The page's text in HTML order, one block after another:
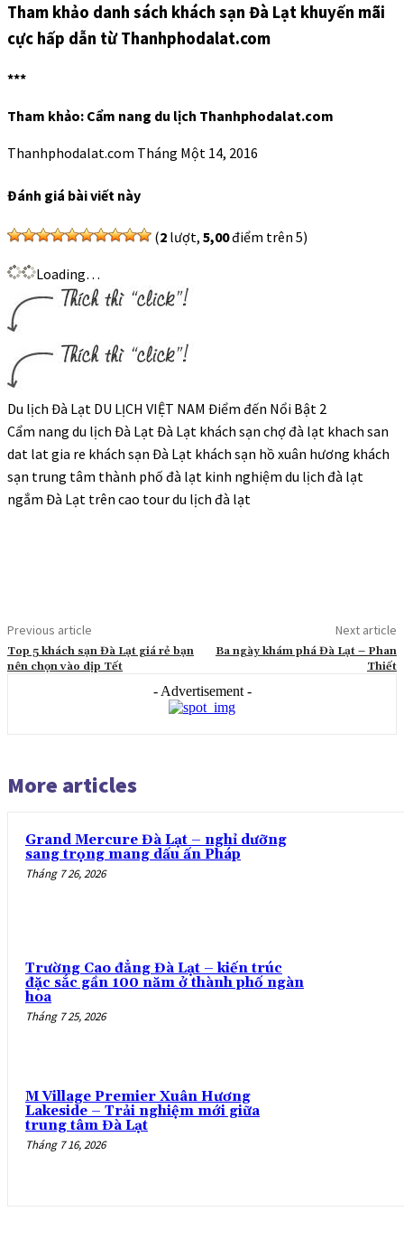
Tham khảo danh sách khách sạn Đà Lạt khuyến mãi
cực hấp dẫn từ Thanhphodalat.com
***
Tham khảo: Cẩm nang du lịch Thanhphodalat.com
Thanhphodalat.com Tháng Một 14, 2016
Đánh giá bài viết này
(2 lượt, 5,00điểm trên 5)
Loading…
Du lịch Đà Lạt DU LỊCH VIỆT NAM Điểm đến Nổi Bật 2
Cẩm nang du lịch Đà Lạt Đà Lạt khách sạn chợ đà lạt khach san
dat lat gia re khách sạn Đà Lạt khách sạn hồ xuân hương khách
sạn trung tâm thành phố đà lạt kinh nghiệm du lịch đà lạt
ngắm Đà Lạt trên cao tour du lịch đà lạt
Previous article
Top 5 khách sạn Đà Lạt giá rẻ bạn
nên chọn vào dịp Tết
Next article
Ba ngày khám phá Đà Lạt – Phan
Thiết
- Advertisement -
More articles
Grand Mercure Đà Lạt – nghỉ dưỡng
sang trọng mang dấu ấn Pháp
Tháng 7 26, 2026
Trường Cao đẳng Đà Lạt – kiến trúc
đặc sắc gần 100 năm ở thành phố ngàn
hoa
Tháng 7 25, 2026
M Village Premier Xuân Hương
Lakeside – Trải nghiệm mới giữa
trung tâm Đà Lạt
Tháng 7 16, 2026